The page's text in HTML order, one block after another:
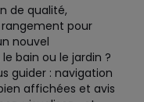
de qualité,
pour
nouvel
bain ou le jardin ?
guider : navigation
affichées et avis